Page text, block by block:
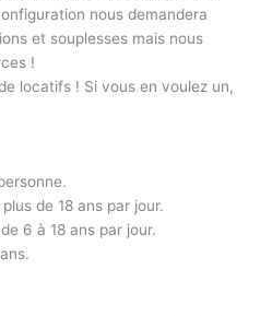
nous demandera
et souplesses mais nous
!
locatifs ! Si vous en voulez un,
de 18 ans par jour.
6 à 18 ans par jour.